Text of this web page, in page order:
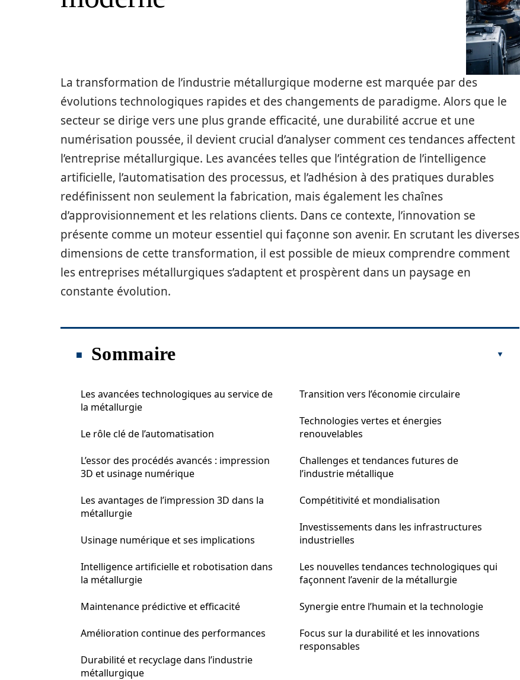
La transformation de l’industrie métallurgique moderne est marquée par des
évolutions technologiques rapides et des changements de paradigme. Alors que le
secteur se dirige vers une plus grande efficacité, une durabilité accrue et une
numérisation poussée, il devient crucial d’analyser comment ces tendances affectent
l’entreprise métallurgique. Les avancées telles que l’intégration de l’intelligence
artificielle, l’automatisation des processus, et l’adhésion à des pratiques durables
redéfinissent non seulement la fabrication, mais également les chaînes
d’approvisionnement et les relations clients. Dans ce contexte, l’innovation se
présente comme un moteur essentiel qui façonne son avenir. En scrutant les diverses
dimensions de cette transformation, il est possible de mieux comprendre comment
les entreprises métallurgiques s’adaptent et prospèrent dans un paysage en
constante évolution.
Sommaire
Les avancées technologiques au service de
la métallurgie
Le rôle clé de l’automatisation
L’essor des procédés avancés : impression
3D et usinage numérique
Les avantages de l’impression 3D dans la
métallurgie
Usinage numérique et ses implications
Intelligence artificielle et robotisation dans
la métallurgie
Maintenance prédictive et efficacité
Amélioration continue des performances
Durabilité et recyclage dans l’industrie
métallurgique
Transition vers l’économie circulaire
Technologies vertes et énergies
renouvelables
Challenges et tendances futures de
l’industrie métallique
Compétitivité et mondialisation
Investissements dans les infrastructures
industrielles
Les nouvelles tendances technologiques qui
façonnent l’avenir de la métallurgie
Synergie entre l’humain et la technologie
Focus sur la durabilité et les innovations
responsables